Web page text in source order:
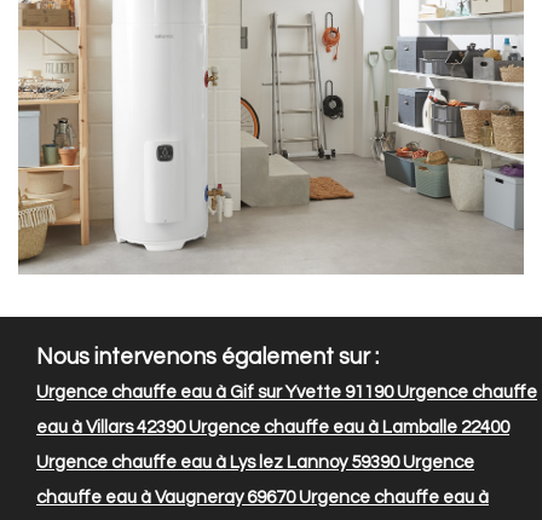
Nous intervenons également sur :
Urgence chauffe eau à Gif sur Yvette 91190Urgence chauffe
eau à Villars 42390Urgence chauffe eau à Lamballe 22400
Urgence chauffe eau à Lys lez Lannoy 59390Urgence
chauffe eau à Vaugneray 69670Urgence chauffe eau à